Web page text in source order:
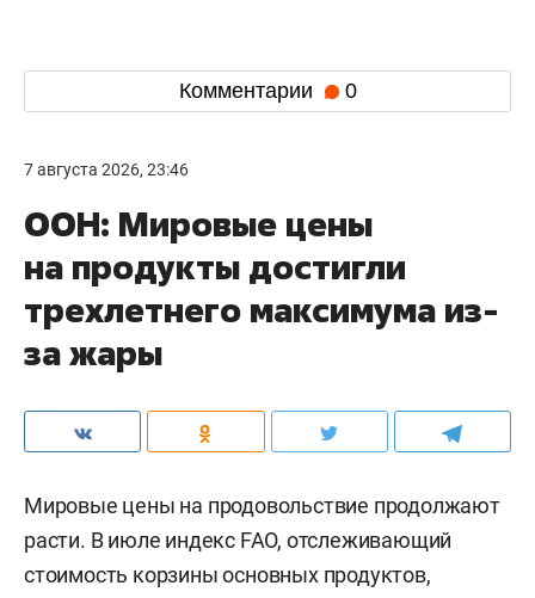
Комментарии 0
7 августа 2026, 23:46
ООН: Мировые цены
на продукты достигли
трехлетнего максимума из-
за жары
Мировые цены на продовольствие продолжают
расти. В июле индекс FAO, отслеживающий
стоимость корзины основных продуктов,